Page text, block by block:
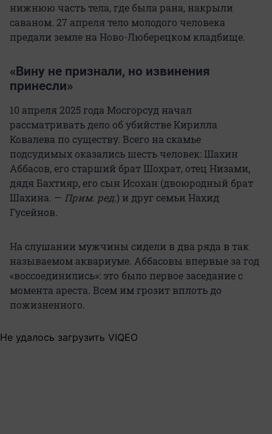
нижнюю часть тела, где была рана, накрыли
саваном. 27 апреля тело молодого человека
предали земле на Ново-Люберецком кладбище.
«Вину не признали, но извинения
принесли»
10 апреля 2025 года Мосгорсуд начал
рассматривать дело об убийстве Кирилла
Ковалева по существу. Всего на скамье
подсудимых оказались шесть человек: Шахин
Аббасов, его старший брат Шохрат, отец Низами,
дядя Бахтияр, его сын Исохан (двоюродный брат
Шахина. — Прим. ред.) и друг семьи Нахид
Гусейнов.
На слушании мужчины сидели в два ряда в так
называемом аквариуме. Аббасовы впервые за год
«воссоединились»: это было первое заседание с
момента ареста. Всем им грозит вплоть до
пожизненного.
Не удалось загрузить VIQEO